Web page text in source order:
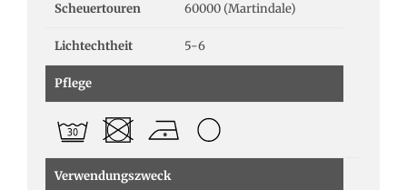
Scheuertouren 60000 (Martindale)
Lichtechtheit 5-6
Pflege
Verwendungszweck